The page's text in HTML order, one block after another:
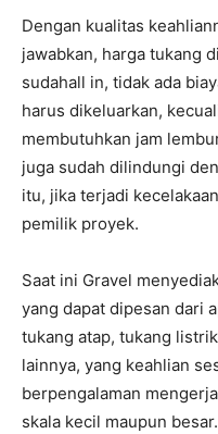
Dengan kualitas
jawabkan, harga tukang
sudahall in, tidak ada
harus dikeluarkan,
membutuhkan jam
juga sudah dilindungi
itu, jika terjadi
pemilik proyek.
Saat ini Gravel
yang dapat dipesan dari
tukang atap, tukang
lainnya, yang keahlian
berpengalaman
skala kecil maupun besar.